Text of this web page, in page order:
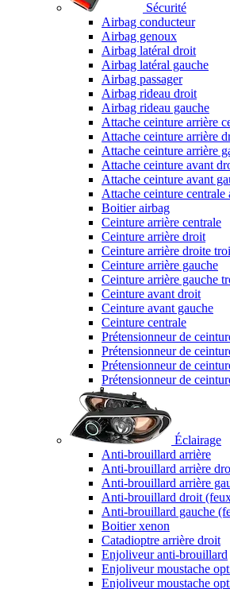
Sécurité
Airbag conducteur
Airbag genoux
Airbag latéral droit
Airbag latéral gauche
Airbag passager
Airbag rideau droit
Airbag rideau gauche
Attache ceinture arrière
Attache ceinture arrière
Attache ceinture arrière
Attache ceinture avant
Attache ceinture avant
Attache ceinture centrale
Boitier airbag
Ceinture arrière centrale
Ceinture arrière droit
Ceinture arrière droite
Ceinture arrière gauche
Ceinture arrière gauche
Ceinture avant droit
Ceinture avant gauche
Ceinture centrale
Prétensionneur de
Prétensionneur de
Prétensionneur de
Prétensionneur de
Éclairage
Anti-brouillard arrière
Anti-brouillard arrière
Anti-brouillard arrière
Anti-brouillard droit
Anti-brouillard gauche
Boitier xenon
Catadioptre arrière droit
Enjoliveur anti-brouillard
Enjoliveur moustache
Enjoliveur moustache